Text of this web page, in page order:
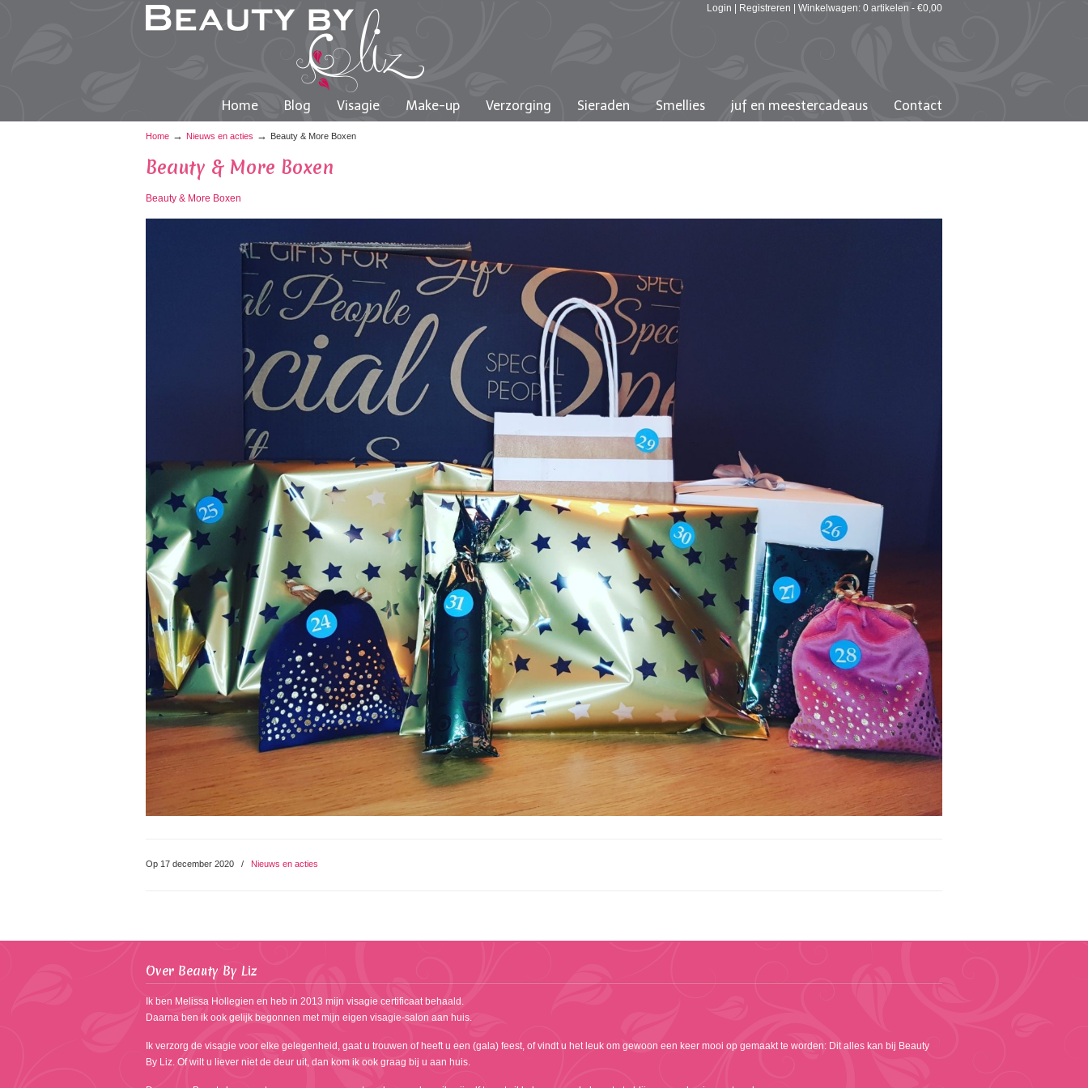
Login Registreren Winkelwagen: 0 artikelen - €0,00
Home Blog Visagie Make-up Verzorging Sieraden Smellies juf en meestercadeaus Contact
Home → Nieuws en acties → Beauty & More Boxen
Beauty & More Boxen
Beauty & More Boxen
Op 17 december 2020 / Nieuws en acties
Over Beauty By Liz
Ik ben Melissa Hollegien en heb in 2013 mijn visagie certificaat behaald.
Daarna ben ik ook gelijk begonnen met mijn eigen visagie-salon aan huis.
Ik verzorg de visagie voor elke gelegenheid, gaat u trouwen of heeft u een (gala) feest, of vindt u het leuk om gewoon een keer mooi op gemaakt te worden: Dit alles kan bij Beauty
By Liz. Of wilt u liever niet de deur uit, dan kom ik ook graag bij u aan huis.